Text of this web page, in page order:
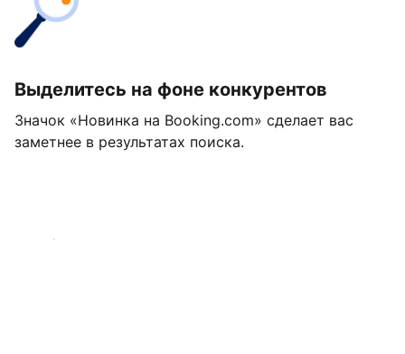
Выделитесь на фоне конкурентов
Значок «Новинка на Booking.com» сделает вас
заметнее в результатах поиска.
Начать